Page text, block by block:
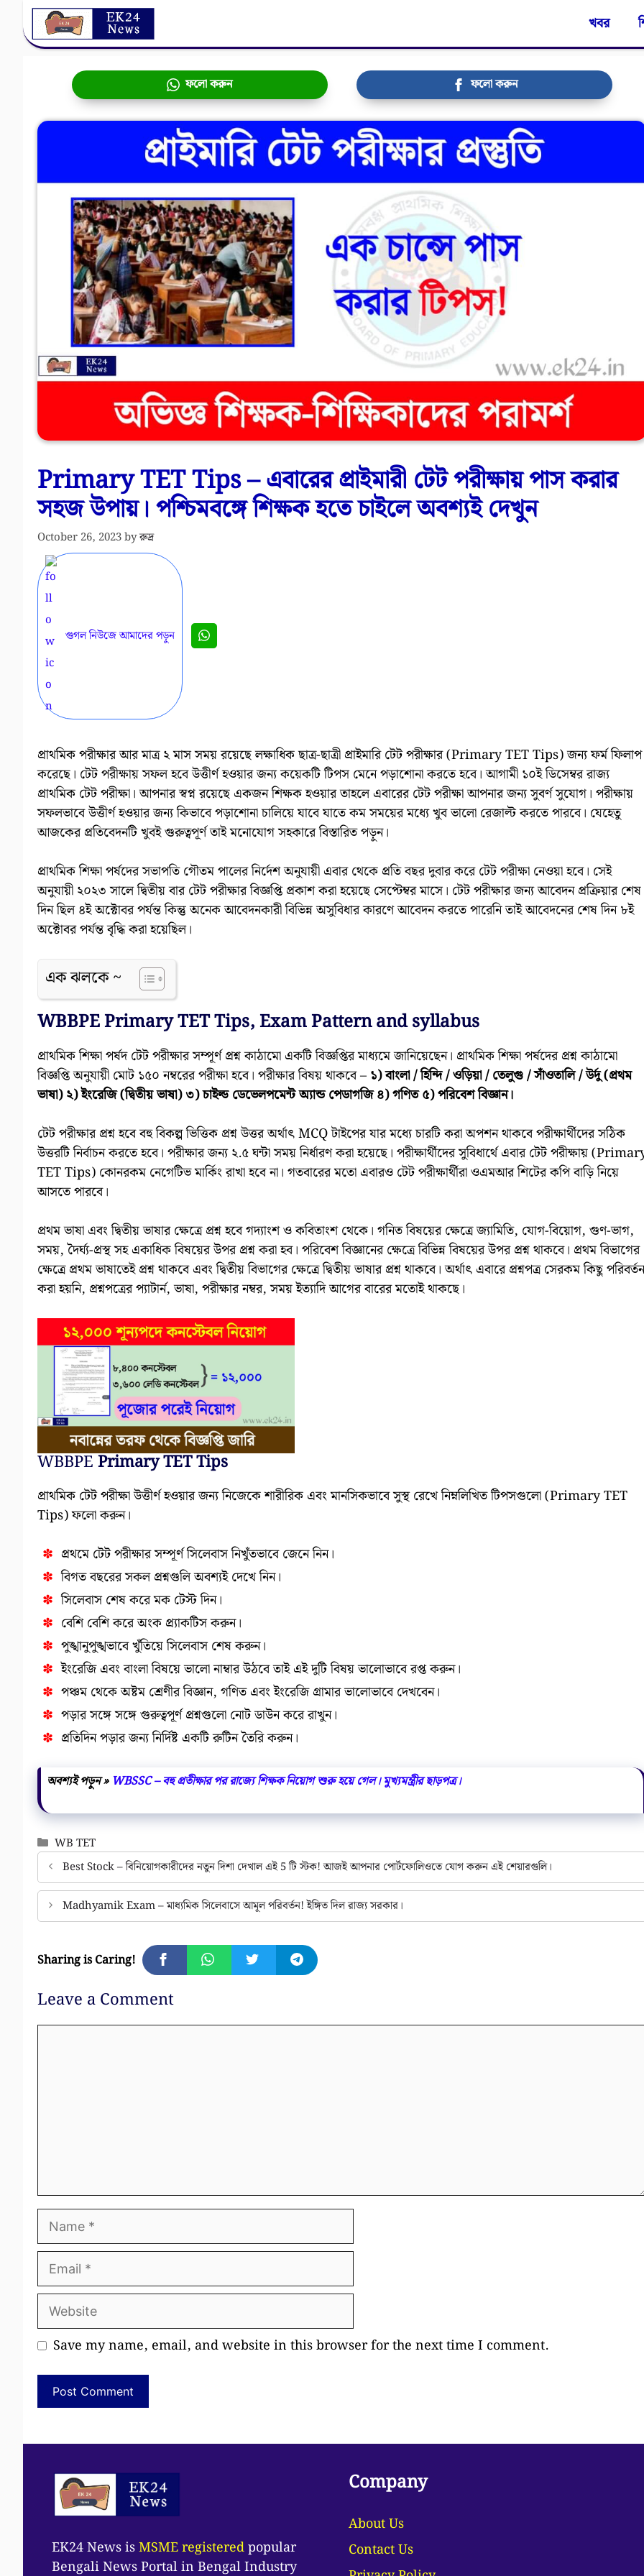
content
খবর
ফলো করুন ফলো করুন
Primary TET Tips – এবারের প্রাইমারী টেট পরীক্ষায় পাস করার
সহজ উপায়। পশ্চিমবঙ্গে শিক্ষক হতে চাইলে অবশ্যই দেখুন
October 26, 2023byরুদ্র
গুগল নিউজে আমাদের পড়ুন
প্রাথমিক পরীক্ষার আর মাত্র ২ মাস সময় রয়েছে লক্ষাধিক ছাত্র-ছাত্রী প্রাইমারি টেট পরীক্ষার (Primary TET Tips) জন্য ফর্ম ফিলাপ
করেছে। টেট পরীক্ষায় সফল হবে উত্তীর্ণ হওয়ার জন্য কয়েকটি টিপস মেনে পড়াশোনা করতে হবে। আগামী ১০ই ডিসেম্বর রাজ্য
প্রাথমিক টেট পরীক্ষা। আপনার স্বপ্ন রয়েছে একজন শিক্ষক হওয়ার তাহলে এবারের টেট পরীক্ষা আপনার জন্য সুবর্ণ সুযোগ। পরীক্ষায়
সফলভাবে উত্তীর্ণ হওয়ার জন্য কিভাবে পড়াশোনা চালিয়ে যাবে যাতে কম সময়ের মধ্যে খুব ভালো রেজাল্ট করতে পারবে। যেহেতু
আজকের প্রতিবেদনটি খুবই গুরুত্বপূর্ণ তাই মনোযোগ সহকারে বিস্তারিত পড়ুন।
প্রাথমিক শিক্ষা পর্ষদের সভাপতি গৌতম পালের নির্দেশ অনুযায়ী এবার থেকে প্রতি বছর দুবার করে টেট পরীক্ষা নেওয়া হবে। সেই
অনুযায়ী ২০২৩ সালে দ্বিতীয় বার টেট পরীক্ষার বিজ্ঞপ্তি প্রকাশ করা হয়েছে সেপ্টেম্বর মাসে। টেট পরীক্ষার জন্য আবেদন প্রক্রিয়ার শেষ
দিন ছিল ৪ই অক্টোবর পর্যন্ত কিন্তু অনেক আবেদনকারী বিভিন্ন অসুবিধার কারণে আবেদন করতে পারেনি তাই আবেদনের শেষ দিন ৮ই
অক্টোবর পর্যন্ত বৃদ্ধি করা হয়েছিল।
এক ঝলকে ~
WBBPEPrimary TET Tips,Exam Pattern and syllabus
প্রাথমিক শিক্ষা পর্ষদ টেট পরীক্ষার সম্পূর্ণ প্রশ্ন কাঠামো একটি বিজ্ঞপ্তির মাধ্যমে জানিয়েছেন। প্রাথমিক শিক্ষা পর্ষদের প্রশ্ন কাঠামো
বিজ্ঞপ্তি অনুযায়ী মোট ১৫০ নম্বরের পরীক্ষা হবে। পরীক্ষার বিষয় থাকবে – ১) বাংলা / হিন্দি / ওড়িয়া / তেলুগু / সাঁওতালি / উর্দু (প্রথম
ভাষা) ২) ইংরেজি (দ্বিতীয় ভাষা) ৩) চাইল্ড ডেভেলপমেন্ট অ্যান্ড পেডাগজি ৪) গণিত ৫) পরিবেশ বিজ্ঞান।
টেট পরীক্ষার প্রশ্ন হবে বহু বিকল্প ভিত্তিক প্রশ্ন উত্তর অর্থাৎ MCQ টাইপের যার মধ্যে চারটি করা অপশন থাকবে পরীক্ষার্থীদের সঠিক
উত্তরটি নির্বাচন করতে হবে। পরীক্ষার জন্য ২.৫ ঘন্টা সময় নির্ধারণ করা হয়েছে। পরীক্ষার্থীদের সুবিধার্থে এবার টেট পরীক্ষায়
TET Tips) কোনরকম নেগেটিভ মার্কিং রাখা হবে না। গতবারের মতো এবারও টেট পরীক্ষার্থীরা ওএমআর শিটের কপি বাড়ি নিয়ে
আসতে পারবে।
প্রথম ভাষা এবং দ্বিতীয় ভাষার ক্ষেত্রে প্রশ্ন হবে গদ্যাংশ ও কবিতাংশ থেকে। গনিত বিষয়ের ক্ষেত্রে জ্যামিতি, যোগ-বিয়োগ, গুণ-ভাগ,
সময়, দৈর্ঘ্য-প্রস্থ সহ একাধিক বিষয়ের উপর প্রশ্ন করা হব। পরিবেশ বিজ্ঞানের ক্ষেত্রে বিভিন্ন বিষয়ের উপর প্রশ্ন থাকবে। প্রথম বিভাগের
ক্ষেত্রে প্রথম ভাষাতেই প্রশ্ন থাকবে এবং দ্বিতীয় বিভাগের ক্ষেত্রে দ্বিতীয় ভাষার প্রশ্ন থাকবে। অর্থাৎ এবারে প্রশ্নপত্র সেরকম কিছু পরিবর্তন
করা হয়নি, প্রশ্নপত্রের প্যাটার্ন, ভাষা, পরীক্ষার নম্বর, সময় ইত্যাদি আগের বারের মতোই থাকছে।
WBBPE Primary TET Tips
প্রাথমিক টেট পরীক্ষা উত্তীর্ণ হওয়ার জন্য নিজেকে শারীরিক এবং মানসিকভাবে সুস্থ রেখে নিম্নলিখিত টিপসগুলো (Primary TET
Tips) ফলো করুন।
প্রথমে টেট পরীক্ষার সম্পূর্ণ সিলেবাস নিখুঁতভাবে জেনে নিন।
বিগত বছরের সকল প্রশ্নগুলি অবশ্যই দেখে নিন।
সিলেবাস শেষ করে মক টেস্ট দিন।
বেশি বেশি করে অংক প্র্যাকটিস করুন।
পুঙ্খানুপুঙ্খভাবে খুঁতিয়ে সিলেবাস শেষ করুন।
ইংরেজি এবং বাংলা বিষয়ে ভালো নাম্বার উঠবে তাই এই দুটি বিষয় ভালোভাবে রপ্ত করুন।
পঞ্চম থেকে অষ্টম শ্রেণীর বিজ্ঞান, গণিত এবং ইংরেজি গ্রামার ভালোভাবে দেখবেন।
পড়ার সঙ্গে সঙ্গে গুরুত্বপূর্ণ প্রশ্নগুলো নোট ডাউন করে রাখুন।
প্রতিদিন পড়ার জন্য নির্দিষ্ট একটি রুটিন তৈরি করুন।
অবশ্যই পড়ুন » WBSSC – বহু প্রতীক্ষার পর রাজ্যে শিক্ষক নিয়োগ শুরু হয়ে গেল। মুখ্যমন্ত্রীর ছাড়পত্র।
Categories
WB TET
Best Stock – বিনিয়োগকারীদের নতুন দিশা দেখাল এই 5 টি স্টক! আজই আপনার পোর্টফোলিওতে যোগ করুন এই শেয়ারগুলি।
Madhyamik Exam – মাধ্যমিক সিলেবাসে আমূল পরিবর্তন! ইঙ্গিত দিল রাজ্য সরকার।
Sharing is Caring!
Leave a Comment
Name
Email
Website
Save my name, email, and website in this browser for the next time I comment.
EK24 News isMSME registeredpopular
Bengali News Portal in Bengal Industry
Company
About Us
Contact Us